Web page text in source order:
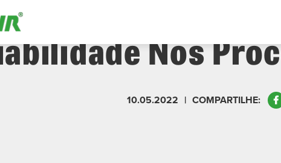
Alimentícia:
Nos
10.05.2022 | COMPARTILHE: